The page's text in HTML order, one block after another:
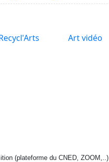
Art vidéo
(plateforme du CNED, ZOOM,..)